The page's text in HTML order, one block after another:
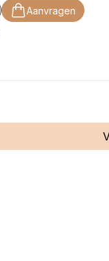
Aanvragen